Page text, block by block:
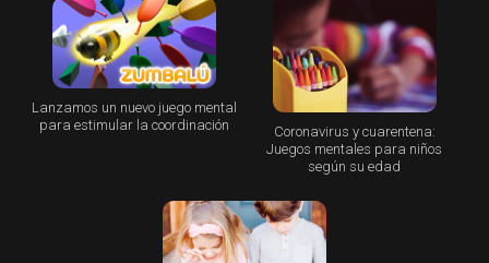
Lanzamos un nuevo juego mental
para estimular la coordinación
Coronavirus y cuarentena:
Juegos mentales para niños
según su edad